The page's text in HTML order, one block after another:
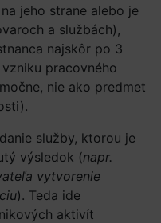
jeho strane alebo je
a službách),
najskôr po 3
pracovného
nie ako predmet
služby, ktorou je
výsledok (napr.
vytvorenie
). Teda ide
aktivít